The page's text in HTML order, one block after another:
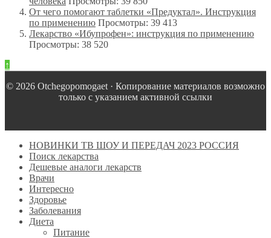
От чего помогают таблетки «Предуктал». Инструкция
по применению Просмотры: 39 413
Лекарство «Ибупрофен»: инструкция по применению
Просмотры: 38 520
↑
© 2026 Оtchegopomogaet · Копирование материалов возможно
только с указанием активной ссылки
НОВИНКИ ТВ ШОУ И ПЕРЕДАЧ 2023 РОССИЯ
Поиск лекарства
Дешевые аналоги лекарств
Врачи
Интересно
Здоровье
Заболевания
Диета
Питание